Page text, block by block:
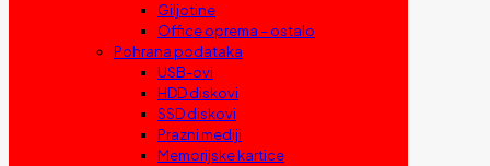
Giljotine
Office oprema – ostalo
Pohrana podataka
USB-ovi
HDD diskovi
SSD diskovi
Prazni mediji
Memorijske kartice